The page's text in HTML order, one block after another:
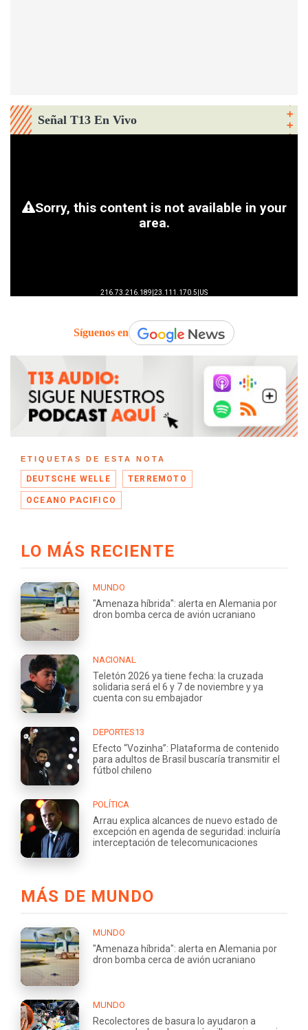
Señal T13 En Vivo
Síguenos en
ETIQUETAS DE ESTA NOTA
DEUTSCHE WELLE TERREMOTO
OCEANO PACIFICO
LO MÁS RECIENTE
MUNDO
"Amenaza híbrida": alerta en Alemania por
dron bomba cerca de avión ucraniano
NACIONAL
Teletón 2026 ya tiene fecha: la cruzada
solidaria será el 6 y 7 de noviembre y ya
cuenta con su embajador
DEPORTES13
Efecto “Vozinha”: Plataforma de contenido
para adultos de Brasil buscaría transmitir el
fútbol chileno
POLÍTICA
Arrau explica alcances de nuevo estado de
excepción en agenda de seguridad: incluiría
interceptación de telecomunicaciones
MÁS DE MUNDO
MUNDO
"Amenaza híbrida": alerta en Alemania por
dron bomba cerca de avión ucraniano
MUNDO
Recolectores de basura lo ayudaron a